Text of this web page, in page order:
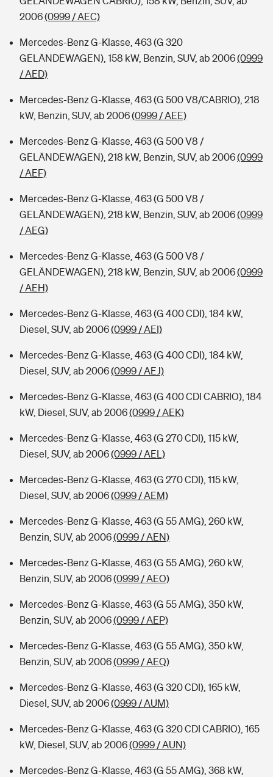
2006(0999 / AEC)
Mercedes-Benz G-Klasse, 463 (G 320
GELÄNDEWAGEN), 158 kW, Benzin, SUV, ab 2006(0999
/ AED)
Mercedes-Benz G-Klasse, 463 (G 500 V8/CABRIO), 218
kW, Benzin, SUV, ab 2006(0999 / AEE)
Mercedes-Benz G-Klasse, 463 (G 500 V8 /
GELÄNDEWAGEN), 218 kW, Benzin, SUV, ab 2006(0999
/ AEF)
Mercedes-Benz G-Klasse, 463 (G 500 V8 /
GELÄNDEWAGEN), 218 kW, Benzin, SUV, ab 2006(0999
/ AEG)
Mercedes-Benz G-Klasse, 463 (G 500 V8 /
GELÄNDEWAGEN), 218 kW, Benzin, SUV, ab 2006(0999
/ AEH)
Mercedes-Benz G-Klasse, 463 (G 400 CDI), 184 kW,
Diesel, SUV, ab 2006(0999 / AEI)
Mercedes-Benz G-Klasse, 463 (G 400 CDI), 184 kW,
Diesel, SUV, ab 2006(0999 / AEJ)
Mercedes-Benz G-Klasse, 463 (G 400 CDI CABRIO), 184
kW, Diesel, SUV, ab 2006(0999 / AEK)
Mercedes-Benz G-Klasse, 463 (G 270 CDI), 115 kW,
Diesel, SUV, ab 2006(0999 / AEL)
Mercedes-Benz G-Klasse, 463 (G 270 CDI), 115 kW,
Diesel, SUV, ab 2006(0999 / AEM)
Mercedes-Benz G-Klasse, 463 (G 55 AMG), 260 kW,
Benzin, SUV, ab 2006(0999 / AEN)
Mercedes-Benz G-Klasse, 463 (G 55 AMG), 260 kW,
Benzin, SUV, ab 2006(0999 / AEO)
Mercedes-Benz G-Klasse, 463 (G 55 AMG), 350 kW,
Benzin, SUV, ab 2006(0999 / AEP)
Mercedes-Benz G-Klasse, 463 (G 55 AMG), 350 kW,
Benzin, SUV, ab 2006(0999 / AEQ)
Mercedes-Benz G-Klasse, 463 (G 320 CDI), 165 kW,
Diesel, SUV, ab 2006(0999 / AUM)
Mercedes-Benz G-Klasse, 463 (G 320 CDI CABRIO), 165
kW, Diesel, SUV, ab 2006(0999 / AUN)
Mercedes-Benz G-Klasse, 463 (G 55 AMG), 368 kW,